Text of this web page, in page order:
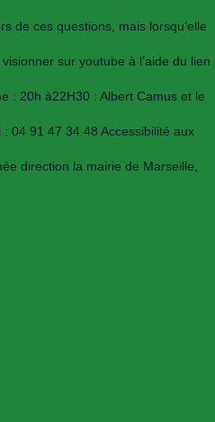
de ces questions, mais lorsqu’elle
sur youtube à l’aide du lien
: 20h à22H30 : Albert Camus et le
04 91 47 34 48 Accessibilité aux
direction la mairie de Marseille,